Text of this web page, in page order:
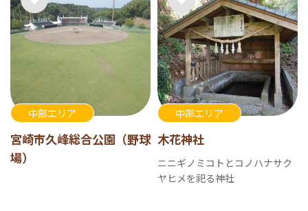
中部エリア
宮崎市久峰総合公園（野球
場）
中部エリア
木花神社
ニニギノミコトとコノハナサク
ヤヒメを祀る神社